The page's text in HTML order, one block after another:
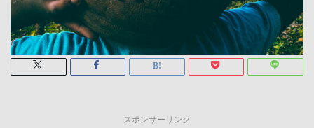
スポンサーリンク